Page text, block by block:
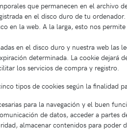
que permanecen en el archivo
en el disco duro de tu
en la web. A la larga, esto nos
en el disco duro y nuestra web las
determinada. La cookie dejará
los servicios de compra y registro.
tipos de cookies según la finalidad
para la navegación y el buen
de datos, acceder a partes
almacenar contenidos para